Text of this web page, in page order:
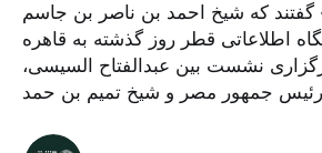
که شیخ احمد بن ناصر بن جاسم
اطلاعاتی قطر روز گذشته به قاهره
نشست بین عبدالفتاح السیسی،